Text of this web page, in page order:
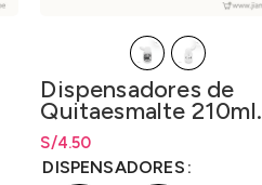
Dispensadores de
Quitaesmalte 210ml.
S/4.50
Rango de precios: desde
hastaS/4.50
DISPENSADORES